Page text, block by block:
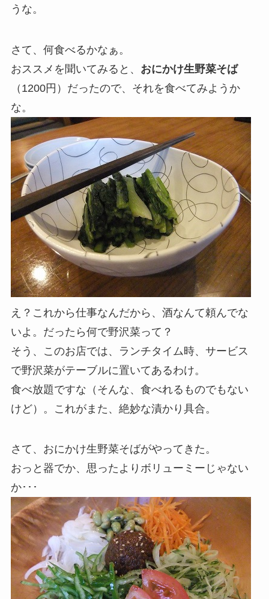
うな。
さて、何食べるかなぁ。
おススメを聞いてみると、 おにかけ生野菜そば
（1200円）だったので、それを食べてみようか
な。
え？これから仕事なんだから、酒なんて頼んでな
いよ。だったら何で野沢菜って？
そう、このお店では、ランチタイム時、サービス
で野沢菜がテーブルに置いてあるわけ。
食べ放題ですな（そんな、食べれるものでもない
けど）。これがまた、絶妙な漬かり具合。
さて、おにかけ生野菜そばがやってきた。
おっと器でか、思ったよりボリューミーじゃない
か･･･